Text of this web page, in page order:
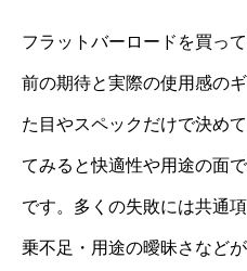
フラットバーロードを買っ
前の期待と実際の使用感の
た目やスペックだけで決め
てみると快適性や用途の面
です。多くの失敗には共通
乗不足・用途の曖昧さなど